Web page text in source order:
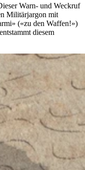
Warn- und Weckruf
Militärjargon mit
(«zu den Waffen!»)
diesem